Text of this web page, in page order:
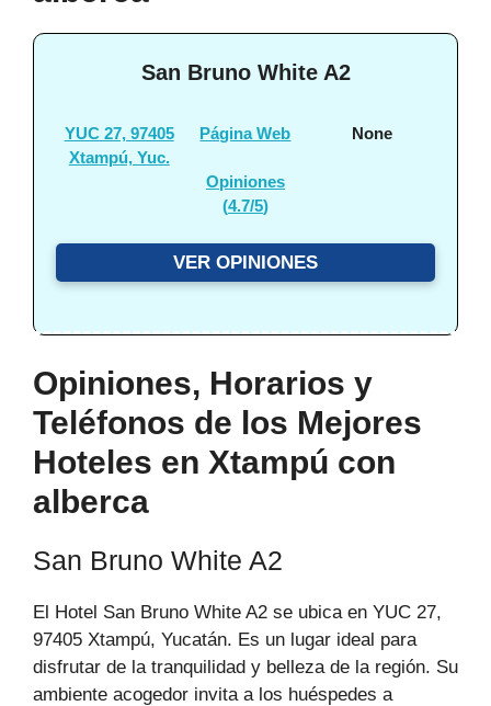
San Bruno White A2
YUC 27, 97405
Xtampú, Yuc.
Página Web
Opiniones
(4.7/5)
None
VER OPINIONES
Opiniones, Horarios y
Teléfonos de los Mejores
Hoteles en Xtampú con
alberca
San Bruno White A2
El Hotel San Bruno White A2 se ubica en YUC 27,
97405 Xtampú, Yucatán. Es un lugar ideal para
disfrutar de la tranquilidad y belleza de la región. Su
ambiente acogedor invita a los huéspedes a